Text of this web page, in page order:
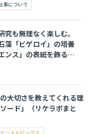
事について
究も無理なく楽しむ。
藻「ビゲロイ」の培養
ンス」の表紙を飾るま
コア国際研究所 萩野恭
の大切さを教えてくれる理
ード」（リケラボまと